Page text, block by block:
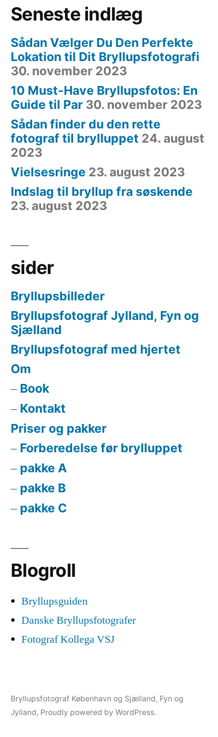
Seneste indlæg
Sådan Vælger Du Den Perfekte
Lokation til Dit Bryllupsfotografi
30. november 2023
10 Must-Have Bryllupsfotos: En
Guide til Par 30. november 2023
Sådan finder du den rette
fotograf til brylluppet 24. august
2023
Vielsesringe 23. august 2023
Indslag til bryllup fra søskende
23. august 2023
sider
Bryllupsbilleder
Bryllupsfotograf Jylland, Fyn og
Sjælland
Bryllupsfotograf med hjertet
Om
Book
Kontakt
Priser og pakker
Forberedelse før brylluppet
pakke A
pakke B
pakke C
Blogroll
Bryllupsguiden
Danske Bryllupsfotografer
Fotograf Kollega VSJ
Bryllupsfotograf København og Sjælland, Fyn og
Jylland, Proudly powered by WordPress.